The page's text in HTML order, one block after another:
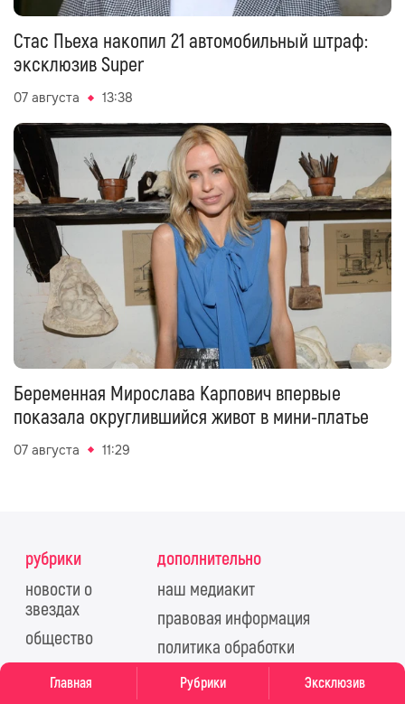
Главная Рубрики Эксклюзив
Стас Пьеха накопил 21 автомобильный штраф:
эксклюзив Super
07 августа 13:38
Беременная Мирослава Карпович впервые
показала округлившийся живот в мини-платье
07 августа 11:29
рубрики
новости о
звездах
общество
стиль жизни
дополнительно
наш медиакит
правовая информация
политика обработки
персональных данных
правила применения